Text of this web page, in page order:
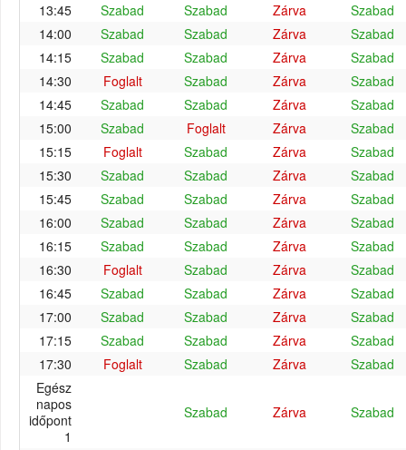
13:45
Szabad Szabad Zárva
Szabad
14:00
Szabad Szabad Zárva
Szabad
14:15
Szabad Szabad Zárva
Szabad
14:30
Foglalt Szabad Zárva
Szabad
14:45
Szabad Szabad Zárva
Szabad
15:00
Szabad Foglalt Zárva
Szabad
15:15
Foglalt Szabad Zárva
Szabad
15:30
Szabad Szabad Zárva
Szabad
15:45
Szabad Szabad Zárva
Szabad
16:00
Szabad Szabad Zárva
Szabad
16:15
Szabad Szabad Zárva
Szabad
16:30
Foglalt Szabad Zárva
Szabad
16:45
Szabad Szabad Zárva
Szabad
17:00
Szabad Szabad Zárva
Szabad
17:15
Szabad Szabad Zárva
Szabad
17:30
Foglalt Szabad Zárva
Szabad
Egész
napos
időpont
1
Szabad Zárva Szabad